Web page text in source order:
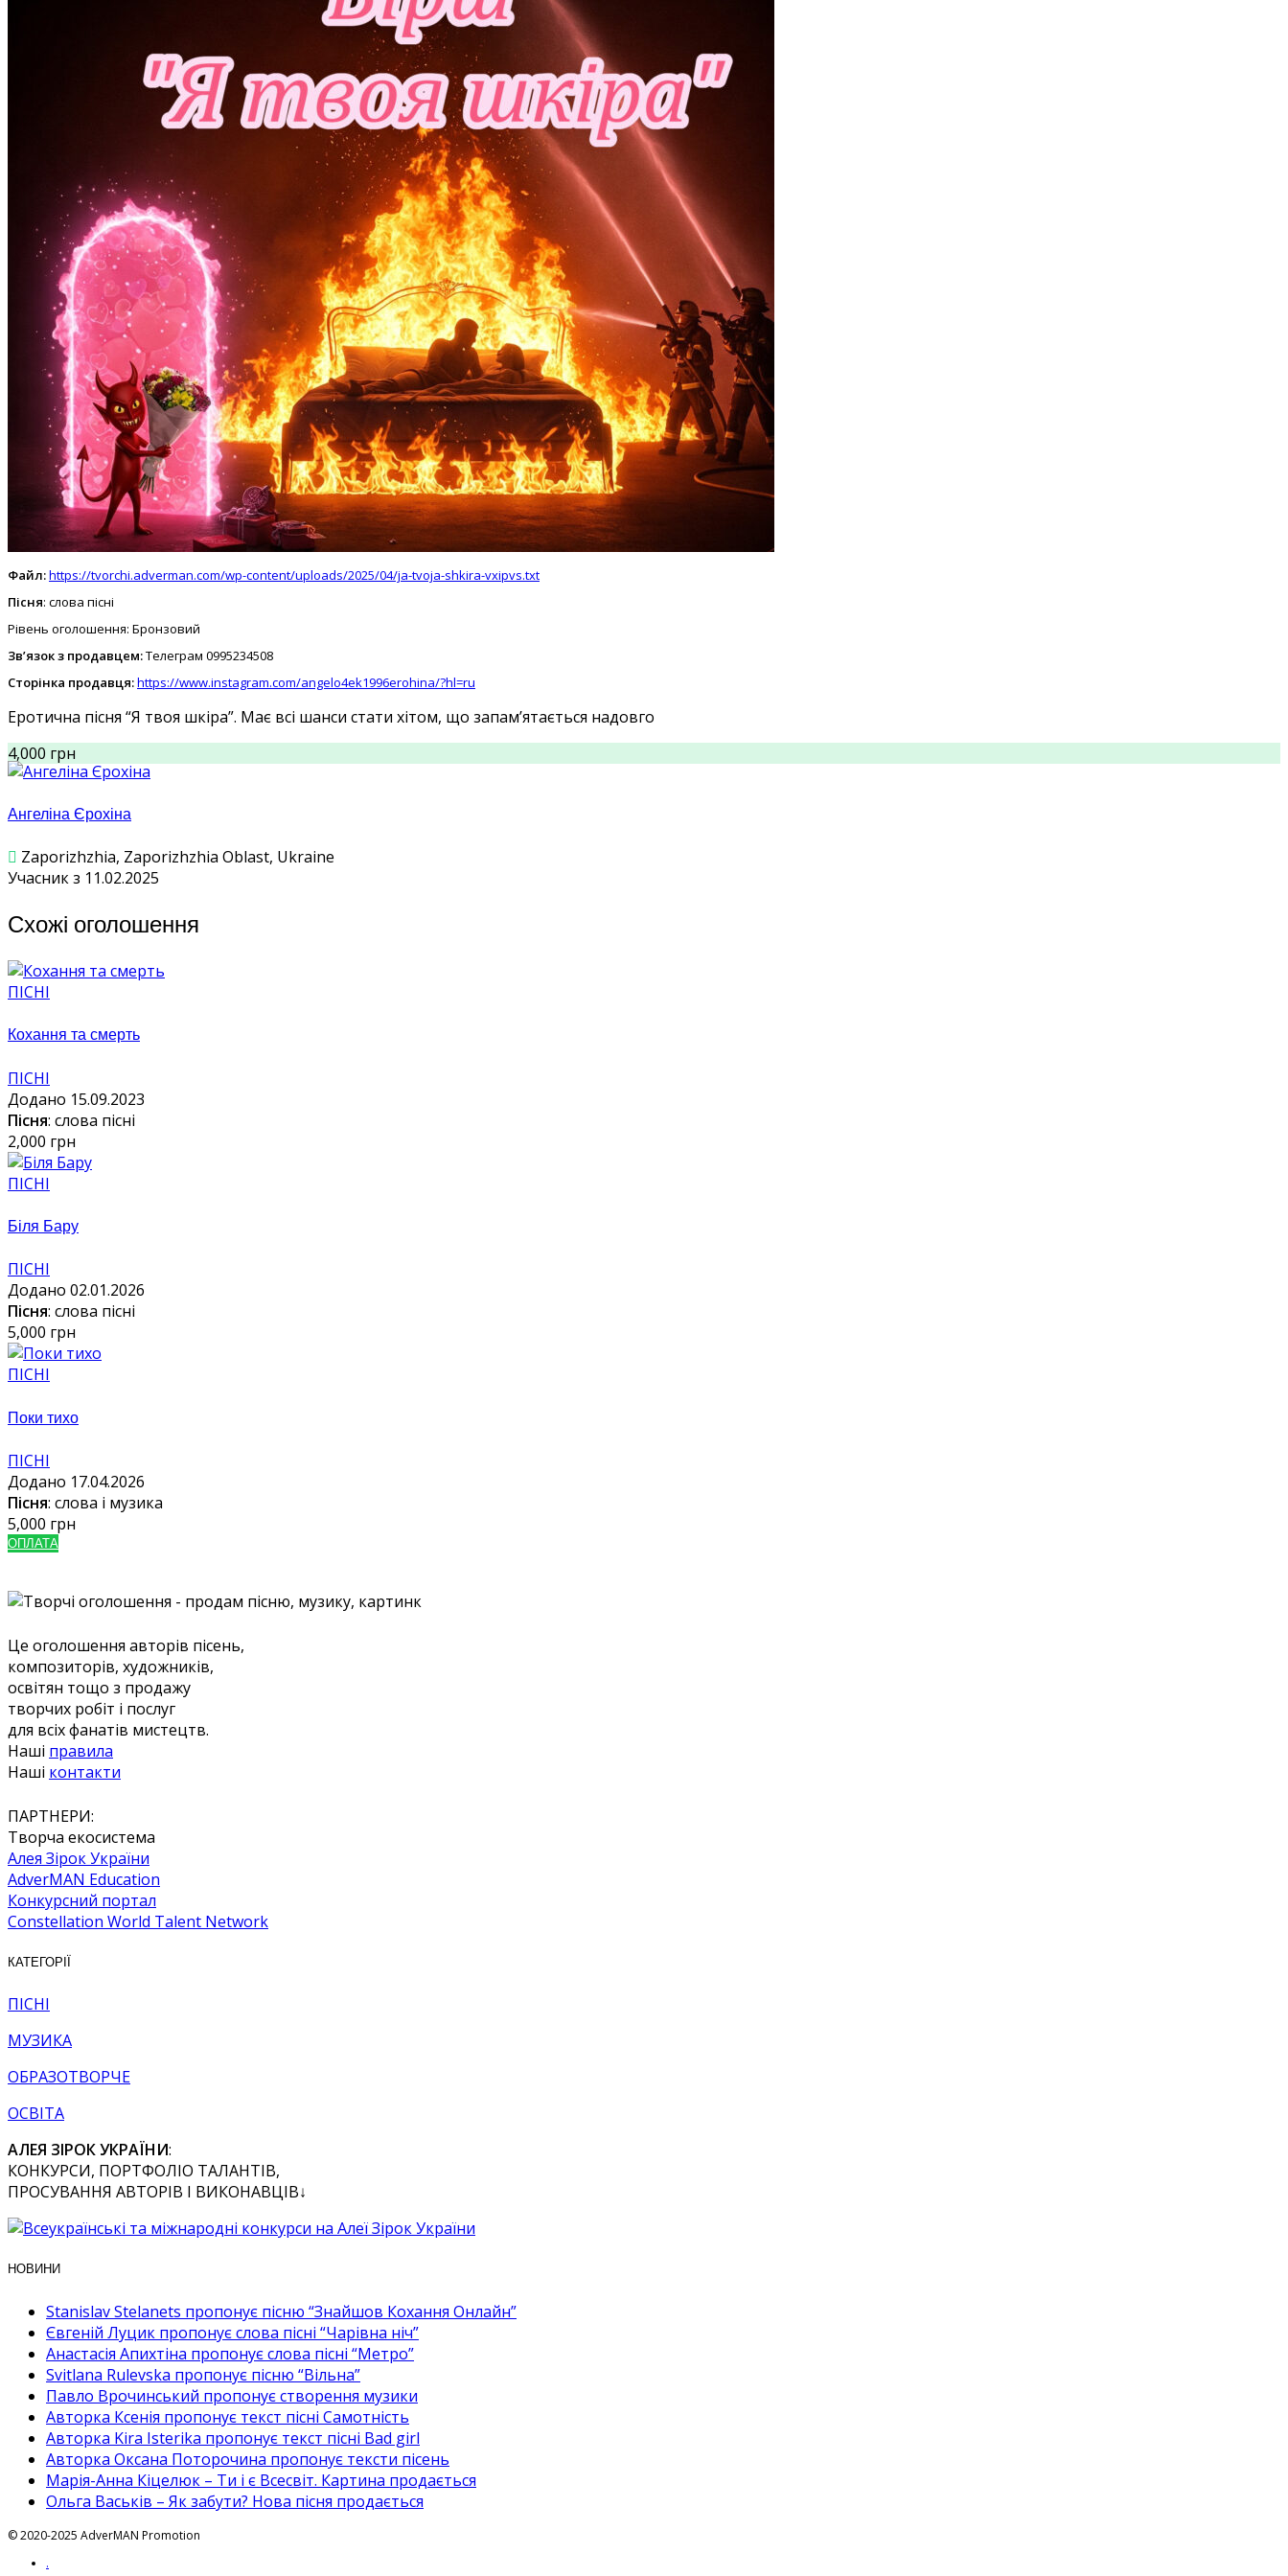
Файл:https://tvorchi.adverman.com/wp-content/uploads/2025/04/ja-tvoja-shkira-vxipvs.txt
Пісня: слова пісні
Рівень оголошення: Бронзовий
Зв’язок з продавцем:Телеграм 0995234508
Сторінка продавця:https://www.instagram.com/angelo4ek1996erohina/?hl=ru
Еротична пісня “Я твоя шкіра”. Має всі шанси стати хітом, що запам’ятається надовго
4,000 грн
Ангеліна Єрохіна
Zaporizhzhia, Zaporizhzhia Oblast, Ukraine
Учасник з 11.02.2025
Схожі оголошення
ПІСНІ
Кохання та смерть
ПІСНІ
Додано 15.09.2023
Пісня: слова пісні
2,000 грн
ПІСНІ
Біля Бару
ПІСНІ
Додано 02.01.2026
Пісня: слова пісні
5,000 грн
ПІСНІ
Поки тихо
ПІСНІ
Додано 17.04.2026
Пісня: слова і музика
5,000 грн
ОПЛАТА
Це оголошення авторів пісень,
композиторів, художників,
освітян тощо з продажу
творчих робіт і послуг
для всіх фанатів мистецтв.
Наші правила
Наші контакти
ПАРТНЕРИ:
Творча екосистема
Алея Зірок України
AdverMAN Education
Конкурсний портал
Constellation World Talent Network
КАТЕГОРІЇ
ПІСНІ
МУЗИКА
ОБРАЗОТВОРЧЕ
ОСВІТА
АЛЕЯ ЗІРОК УКРАЇНИ:
КОНКУРСИ, ПОРТФОЛІО ТАЛАНТІВ,
ПРОСУВАННЯ АВТОРІВ І ВИКОНАВЦІВ↓
НОВИНИ
Stanislav Stelanets пропонує пісню “Знайшов Кохання Онлайн”
Євгеній Луцик пропонує слова пісні “Чарівна ніч”
Анастасія Апихтіна пропонує слова пісні “Метро”
Svitlana Rulevska пропонує пісню “Вільна”
Павло Врочинський пропонує створення музики
Авторка Ксенія пропонує текст пісні Самотність
Авторка Kira Isterika пропонує текст пісні Bad girl
Авторка Оксана Поторочина пропонує тексти пісень
Марія-Анна Кіцелюк – Ти і є Всесвіт. Картина продається
Ольга Васьків – Як забути? Нова пісня продається
© 2020-2025 AdverMAN Promotion
.